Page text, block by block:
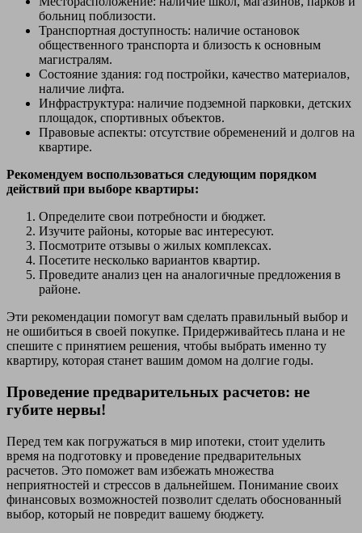
больниц поблизости.
Транспортная доступность: наличие остановок
общественного транспорта и близость к основным
магистралям.
Состояние здания: год постройки, качество материалов,
наличие лифта.
Инфраструктура: наличие подземной парковки, детских
площадок, спортивных объектов.
Правовые аспекты: отсутствие обременений и долгов на
квартире.
Рекомендуем воспользоваться следующим порядком
действий при выборе квартиры:
Определите свои потребности и бюджет.
Изучите районы, которые вас интересуют.
Посмотрите отзывы о жилых комплексах.
Посетите несколько вариантов квартир.
Проведите анализ цен на аналогичные предложения в
районе.
Эти рекомендации помогут вам сделать правильный выбор и
не ошибиться в своей покупке. Придерживайтесь плана и не
спешите с принятием решения, чтобы выбрать именно ту
квартиру, которая станет вашим домом на долгие годы.
Проведение предварительных расчетов: не
губите нервы!
Перед тем как погружаться в мир ипотеки, стоит уделить
время на подготовку и проведение предварительных
расчетов. Это поможет вам избежать множества
неприятностей и стрессов в дальнейшем. Понимание своих
финансовых возможностей позволит сделать обоснованный
выбор, который не повредит вашему бюджету.